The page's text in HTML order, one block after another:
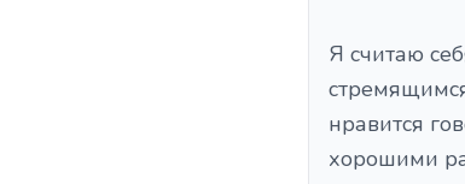
Я считаю
нравится
хорошими